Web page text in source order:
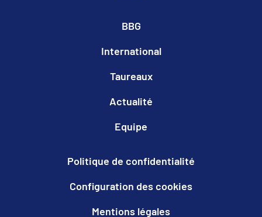
BBG
International
Taureaux
Actualité
Equipe
Politique de confidentialité
Configuration des cookies
Mentions légales